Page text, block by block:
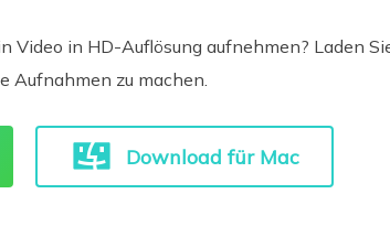
Video in HD-Auflösung aufnehmen? Laden
Aufnahmen zu machen.
Download für Mac